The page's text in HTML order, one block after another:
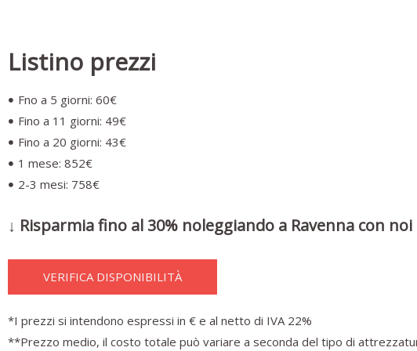
Listino prezzi
Fno a 5 giorni: 60€
Fino a 11 giorni: 49€
Fino a 20 giorni: 43€
1 mese: 852€
2-3 mesi: 758€
↓ Risparmia fino al 30% noleggiando a Ravenna con noi
VERIFICA DISPONIBILITÀ
*I prezzi si intendono espressi in € e al netto di IVA 22%
**Prezzo medio, il costo totale può variare a seconda del tipo di